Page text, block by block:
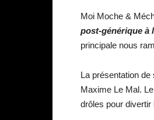
Moi Moche &
post-générique à
principale nous
La présentation
Maxime Le Mal.
drôles pour divertir